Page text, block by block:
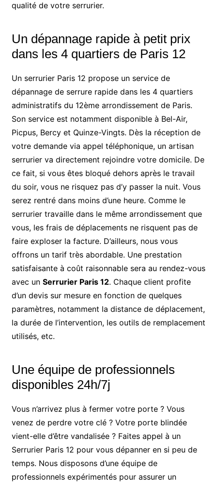
qualité de votre serrurier.
Un dépannage rapide à petit prix
dans les 4 quartiers de Paris 12
Un serrurier Paris 12 propose un service de
dépannage de serrure rapide dans les 4 quartiers
administratifs du 12ème arrondissement de Paris.
Son service est notamment disponible à Bel-Air,
Picpus, Bercy et Quinze-Vingts. Dès la réception de
votre demande via appel téléphonique, un artisan
serrurier va directement rejoindre votre domicile. De
ce fait, si vous êtes bloqué dehors après le travail
du soir, vous ne risquez pas d’y passer la nuit. Vous
serez rentré dans moins d’une heure. Comme le
serrurier travaille dans le même arrondissement que
vous, les frais de déplacements ne risquent pas de
faire exploser la facture. D’ailleurs, nous vous
offrons un tarif très abordable. Une prestation
satisfaisante à coût raisonnable sera au rendez-vous
avec un Serrurier Paris 12. Chaque client profite
d’un devis sur mesure en fonction de quelques
paramètres, notamment la distance de déplacement,
la durée de l’intervention, les outils de remplacement
utilisés, etc.
Une équipe de professionnels
disponibles 24h/7j
Vous n’arrivez plus à fermer votre porte ? Vous
venez de perdre votre clé ? Votre porte blindée
vient-elle d’être vandalisée ? Faites appel à un
Serrurier Paris 12 pour vous dépanner en si peu de
temps. Nous disposons d’une équipe de
professionnels expérimentés pour assurer un